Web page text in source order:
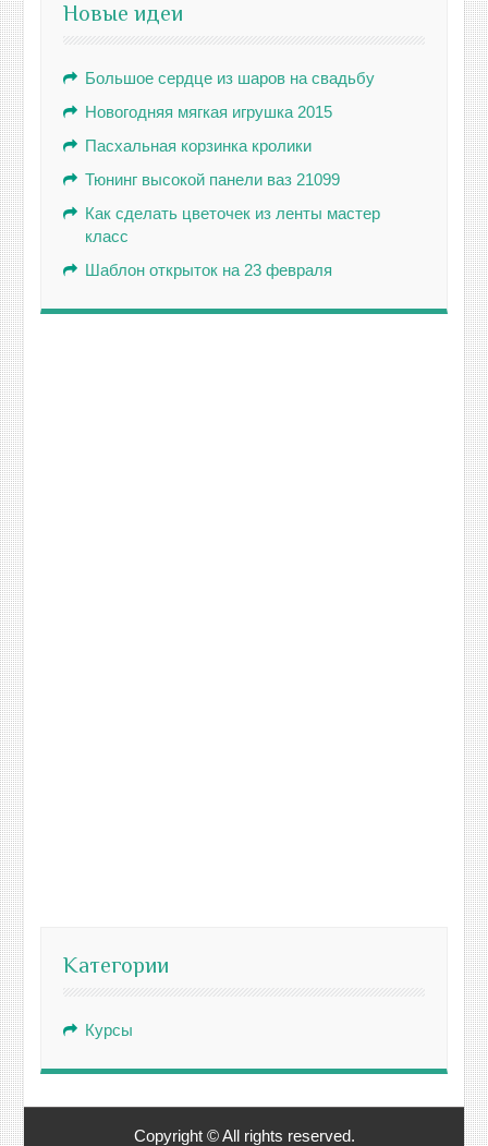
Новые идеи
Большое сердце из шаров на свадьбу
Новогодняя мягкая игрушка 2015
Пасхальная корзинка кролики
Тюнинг высокой панели ваз 21099
Как сделать цветочек из ленты мастер
класс
Шаблон открыток на 23 февраля
Категории
Курсы
Copyright © All rights reserved.